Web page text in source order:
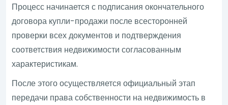
Процесс начинается с подписания окончательного
договора купли-продажи после всесторонней
проверки всех документов и подтверждения
соответствия недвижимости согласованным
характеристикам.
После этого осуществляется официальный этап
передачи права собственности на недвижимость в